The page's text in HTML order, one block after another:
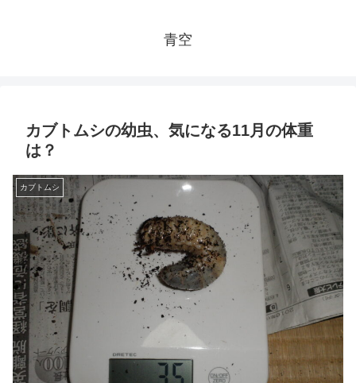
青空
カブトムシの幼虫、気になる11月の体重
は？
カブトムシ